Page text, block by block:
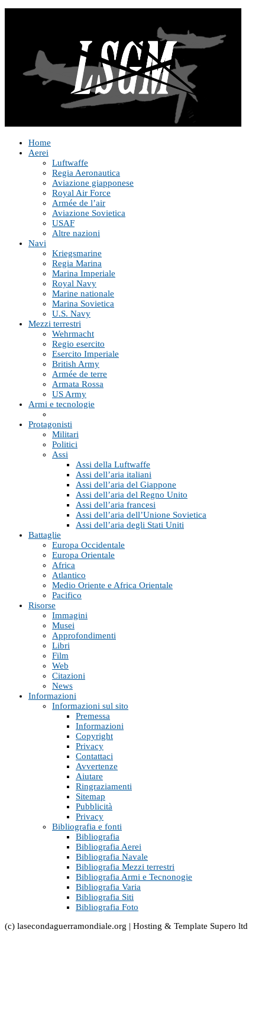
Home
Aerei
Luftwaffe
Regia Aeronautica
Aviazione giapponese
Royal Air Force
Armée de l’air
Aviazione Sovietica
USAF
Altre nazioni
Navi
Kriegsmarine
Regia Marina
Marina Imperiale
Royal Navy
Marine nationale
Marina Sovietica
U.S. Navy
Mezzi terrestri
Wehrmacht
Regio esercito
Esercito Imperiale
British Army
Armée de terre
Armata Rossa
US Army
Armi e tecnologie
Protagonisti
Militari
Politici
Assi
Assi della Luftwaffe
Assi dell’aria italiani
Assi dell’aria del Giappone
Assi dell’aria del Regno Unito
Assi dell’aria francesi
Assi dell’aria dell’Unione Sovietica
Assi dell’aria degli Stati Uniti
Battaglie
Europa Occidentale
Europa Orientale
Africa
Atlantico
Medio Oriente e Africa Orientale
Pacifico
Risorse
Immagini
Musei
Approfondimenti
Libri
Film
Web
Citazioni
News
Informazioni
Informazioni sul sito
Premessa
Informazioni
Copyright
Privacy
Contattaci
Avvertenze
Aiutare
Ringraziamenti
Sitemap
Pubblicità
Privacy
Bibliografia e fonti
Bibliografia
Bibliografia Aerei
Bibliografia Navale
Bibliografia Mezzi terrestri
Bibliografia Armi e Tecnonogie
Bibliografia Varia
Bibliografia Siti
Bibliografia Foto
(c) lasecondaguerramondiale.org | Hosting & Template Supero ltd